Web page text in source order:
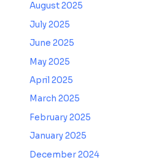
August 2025
July 2025
June 2025
May 2025
April 2025
March 2025
February 2025
January 2025
December 2024